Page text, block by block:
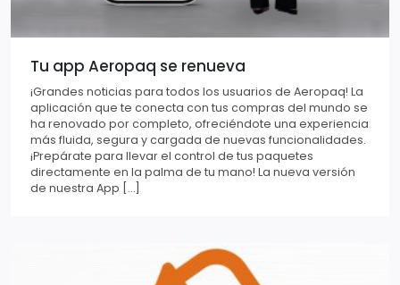
Tu app Aeropaq se renueva
¡Grandes noticias para todos los usuarios de Aeropaq! La
aplicación que te conecta con tus compras del mundo se
ha renovado por completo, ofreciéndote una experiencia
más fluida, segura y cargada de nuevas funcionalidades.
¡Prepárate para llevar el control de tus paquetes
directamente en la palma de tu mano! La nueva versión
de nuestra App […]